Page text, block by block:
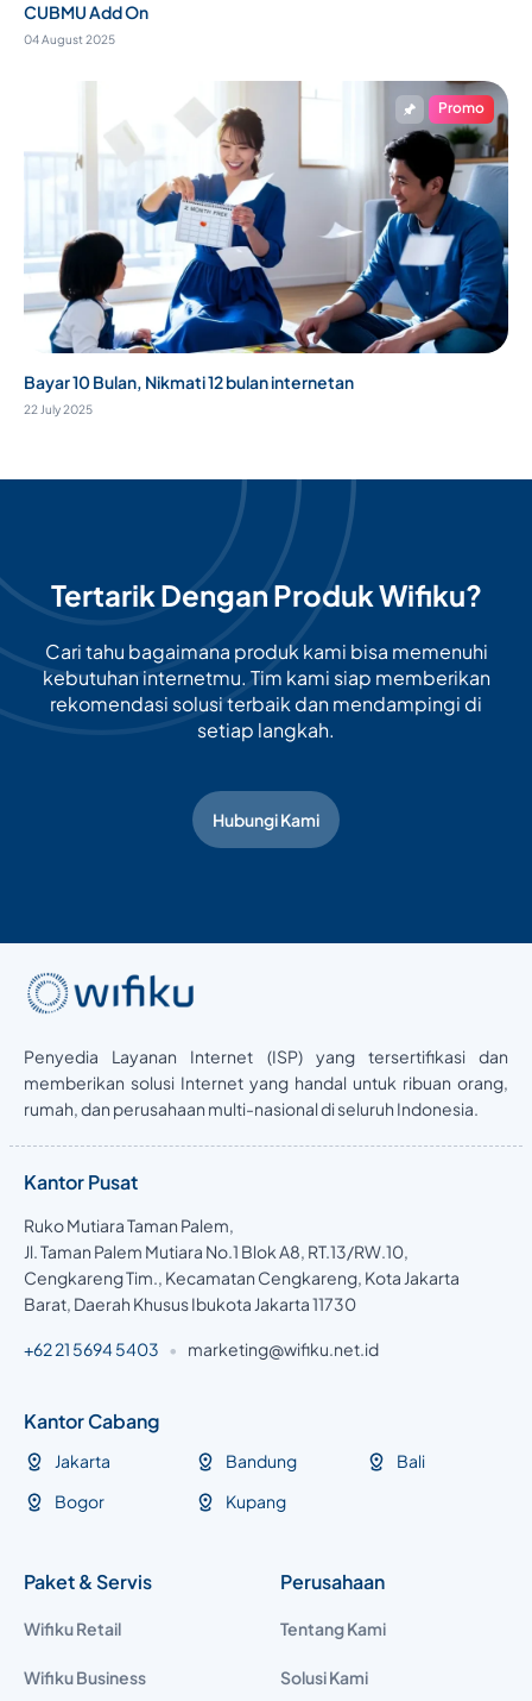
CUBMU Add On
04 August 2025
Promo
Bayar 10 Bulan, Nikmati 12 bulan internetan
22 July 2025
Tertarik Dengan Produk Wifiku?
Cari tahu bagaimana produk kami bisa memenuhi
kebutuhan internetmu. Tim kami siap memberikan
rekomendasi solusi terbaik dan mendampingi di
setiap langkah.
Hubungi Kami
Penyedia Layanan Internet (ISP) yang tersertifikasi dan
memberikan solusi Internet yang handal untuk ribuan orang,
rumah, dan perusahaan multi-nasional di seluruh Indonesia.
Kantor Pusat
Ruko Mutiara Taman Palem,
Jl. Taman Palem Mutiara No.1 Blok A8, RT.13/RW.10,
Cengkareng Tim., Kecamatan Cengkareng, Kota Jakarta
Barat, Daerah Khusus Ibukota Jakarta 11730
+62 21 5694 5403 • marketing@wifiku.net.id
Kantor Cabang
Jakarta
Bogor
Bandung
Kupang
Bali
Paket & Servis
Wifiku Retail
Wifiku Business
Perusahaan
Tentang Kami
Solusi Kami